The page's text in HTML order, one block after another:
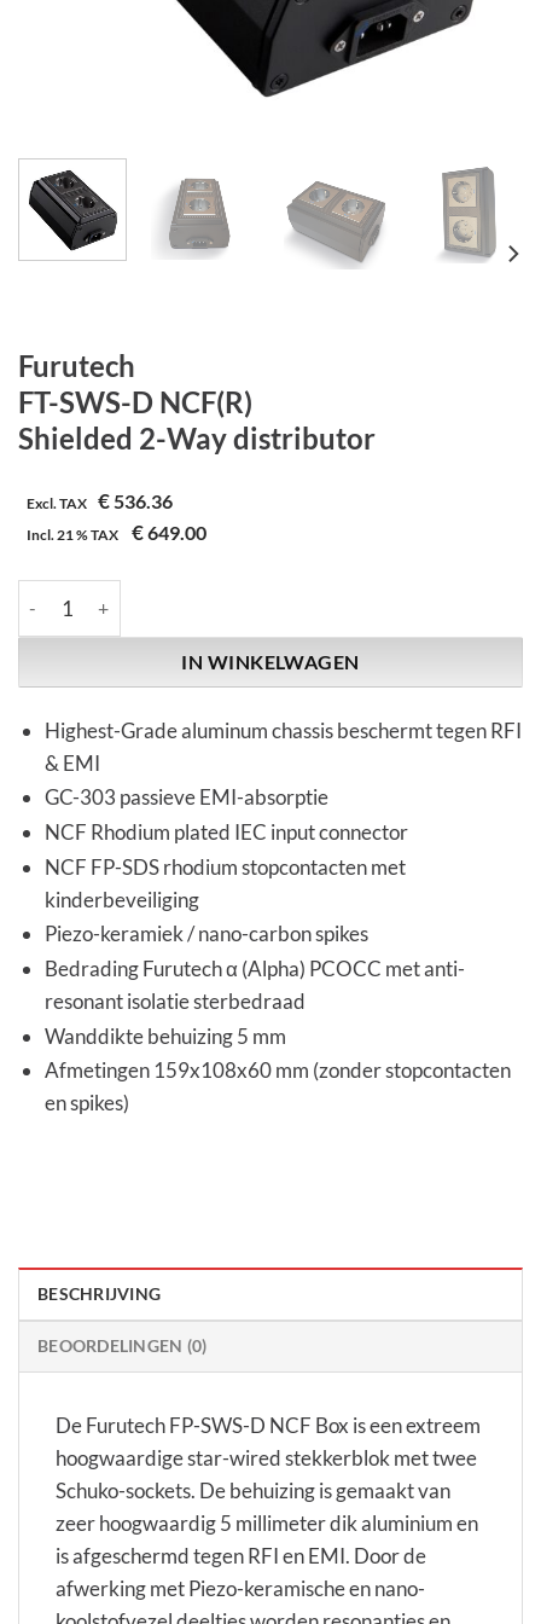
Furutech
FT-SWS-D NCF(R)
Shielded 2-Way distributor
Excl. TAX €536.36
Incl.21 %TAX €649.00
IN WINKELWAGEN
Highest-Grade aluminum chassis beschermt tegen RFI
& EMI
GC-303 passieve EMI-absorptie
NCF Rhodium plated IEC input connector
NCF FP-SDS rhodium stopcontacten met
kinderbeveiliging
Piezo-keramiek / nano-carbon spikes
Bedrading Furutech α (Alpha) PCOCC met anti-
resonant isolatie sterbedraad
Wanddikte behuizing 5 mm
Afmetingen 159x108x60 mm (zonder stopcontacten
en spikes)
BESCHRIJVING
BEOORDELINGEN (0)
De Furutech FP-SWS-D NCF Box is een extreem
hoogwaardige star-wired stekkerblok met twee
Schuko-sockets. De behuizing is gemaakt van
zeer hoogwaardig 5 millimeter dik aluminium en
is afgeschermd tegen RFI en EMI. Door de
afwerking met Piezo-keramische en nano-